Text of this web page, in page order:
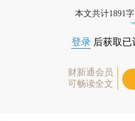
本文共计1891
登录 后获取已
财新通会员
可畅读全文